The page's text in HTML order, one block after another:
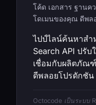
โค้ด เอกสาร ฐานค
โดเมนของคุณ ดีพล
ไปป์ไลน์ค้นหาส
Search API ปรั
เชื่อมกับผลิตภัณ
ดีพลอยโปรดักชัน
Octocode เป็นระบบ